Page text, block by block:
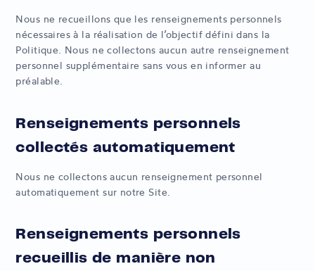
Nous ne recueillons que les renseignements personnels
nécessaires à la réalisation de l’objectif défini dans la
Politique. Nous ne collectons aucun autre renseignement
personnel supplémentaire sans vous en informer au
préalable.
Renseignements personnels
collectés automatiquement
Nous ne collectons aucun renseignement personnel
automatiquement sur notre Site.
Renseignements personnels
recueillis de manière non